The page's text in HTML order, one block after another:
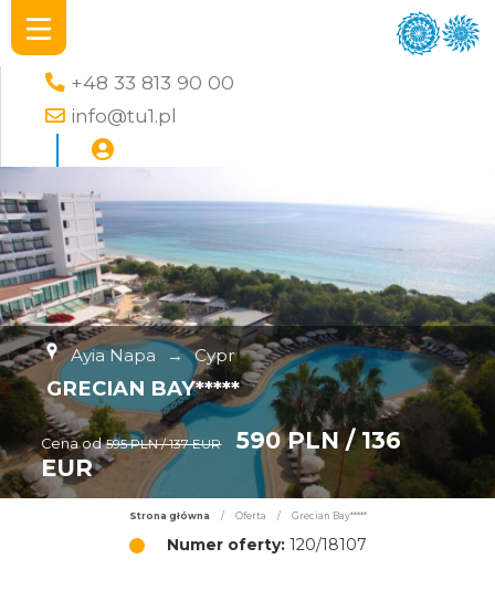
+48 33 813 90 00
info@tu1.pl
Ayia Napa → Cypr
GRECIAN BAY*****
Cena od 595 PLN / 137 EUR
590 PLN / 136
EUR
Strona główna / Oferta / Grecian Bay*****
Numer oferty:120/18107